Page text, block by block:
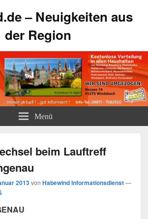
– Neuigkeiten aus
der Region
Menü
beim Lauftreff
2013von Habewind Informationsdienst—